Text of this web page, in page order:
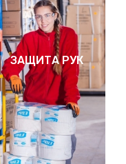
ЗАЩИТА РУК